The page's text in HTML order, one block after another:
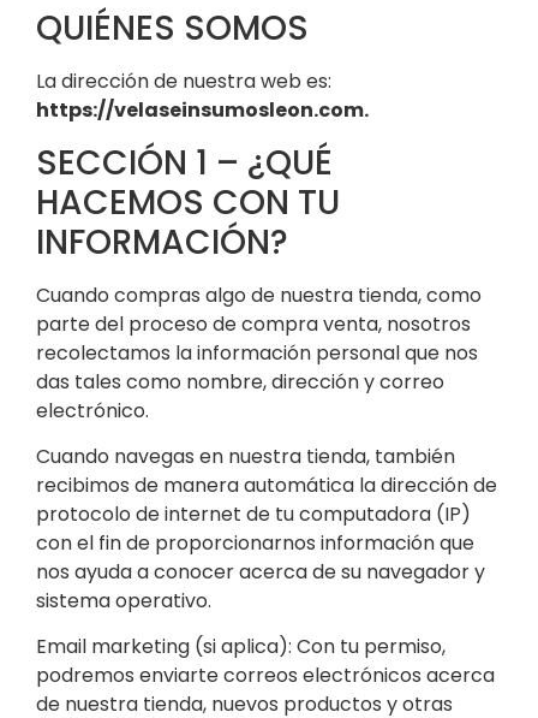
QUIÉNES SOMOS
La dirección de nuestra web es:
https://velaseinsumosleon.com.
SECCIÓN 1 – ¿QUÉ
HACEMOS CON TU
INFORMACIÓN?
Cuando compras algo de nuestra tienda, como
parte del proceso de compra venta, nosotros
recolectamos la información personal que nos
das tales como nombre, dirección y correo
electrónico.
Cuando navegas en nuestra tienda, también
recibimos de manera automática la dirección de
protocolo de internet de tu computadora (IP)
con el fin de proporcionarnos información que
nos ayuda a conocer acerca de su navegador y
sistema operativo.
Email marketing (si aplica): Con tu permiso,
podremos enviarte correos electrónicos acerca
de nuestra tienda, nuevos productos y otras